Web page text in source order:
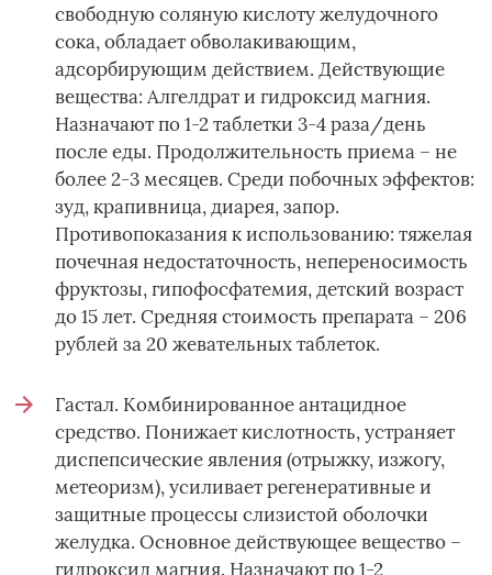
свободную соляную кислоту желудочного
сока, обладает обволакивающим,
адсорбирующим действием. Действующие
вещества: Алгелдрат и гидроксид магния.
Назначают по 1-2 таблетки 3-4 раза/день
после еды. Продолжительность приема – не
более 2-3 месяцев. Среди побочных эффектов:
зуд, крапивница, диарея, запор.
Противопоказания к использованию: тяжелая
почечная недостаточность, непереносимость
фруктозы, гипофосфатемия, детский возраст
до 15 лет. Средняя стоимость препарата – 206
рублей за 20 жевательных таблеток.
Гастал. Комбинированное антацидное
средство. Понижает кислотность, устраняет
диспепсические явления (отрыжку, изжогу,
метеоризм), усиливает регенеративные и
защитные процессы слизистой оболочки
желудка. Основное действующее вещество –
гидроксид магния. Назначают по 1-2